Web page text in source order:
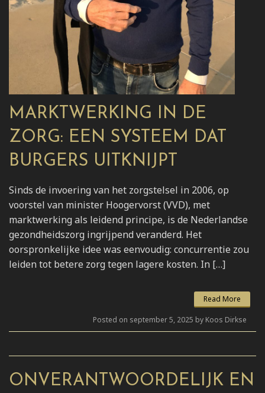
MARKTWERKING IN DE
ZORG: EEN SYSTEEM DAT
BURGERS UITKNIJPT
Sinds de invoering van het zorgstelsel in 2006, op
voorstel van minister Hoogervorst (VVD), met
marktwerking als leidend principe, is de Nederlandse
gezondheidszorg ingrijpend veranderd. Het
oorspronkelijke idee was eenvoudig: concurrentie zou
leiden tot betere zorg tegen lagere kosten. In […]
Read More
Posted on september 5, 2025 by Koos Dirkse
ONVERANTWOORDELIJK EN